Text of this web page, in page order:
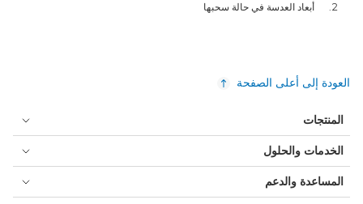
أبعاد العدسة في حالة سحبها
العودة إلى أعلى الصفحة
المنتجات
الخدمات والحلول
المساعدة والدعم